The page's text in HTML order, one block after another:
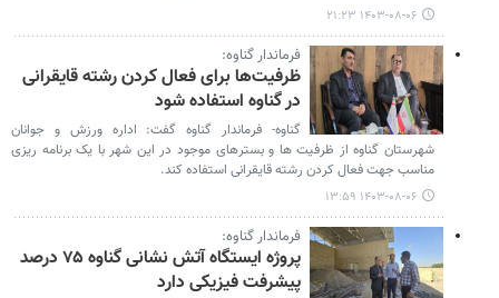
۱۴۰۳-۰۸-۰۶ ۲۱:۲۳
فرماندار گناوه:
ظرفیت‌ها برای فعال کردن رشته قایقرانی
در گناوه استفاده شود
گناوه- فرماندار گناوه گفت: اداره ورزش و جوانان
شهرستان گناوه از ظرفیت ها و بسترهای موجود در این شهر با یک برنامه ریزی
مناسب جهت فعال کردن رشته قایقرانی استفاده کند.
۱۴۰۳-۰۸-۰۶ ۱۳:۵۹
فرماندار گناوه:
پروژه ایستگاه آتش نشانی گناوه ۷۵ درصد
پیشرفت فیزیکی دارد